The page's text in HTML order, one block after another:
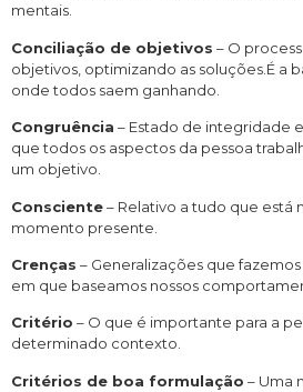
mentais.
Conciliação de objetivos – O
objetivos, optimizando as soluções.É a
onde todos saem ganhando.
Congruência – Estado de integridade
que todos os aspectos da pessoa
um objetivo.
Consciente– Relativo a tudo que está
momento presente.
Crenças – Generalizações que
em que baseamos nossos
Critério – O que é importante para a
determinado contexto.
Critérios de boa formulação – Uma